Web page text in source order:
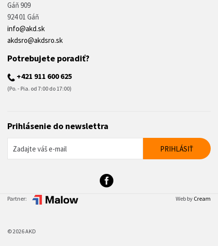
Gáň 909
924 01 Gáň
info@akd.sk
akdsro@akdsro.sk
Potrebujete poradiť?
+421 911 600 625
(Po. - Pia. od 7:00 do 17:00)
Prihlásenie do newslettra
Partner: Web by Cream
© 2026 AKD